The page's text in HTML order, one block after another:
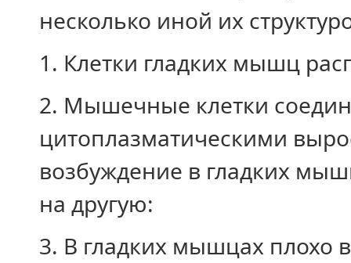
несколько иной их
1. Клетки гладких мышц
2. Мышечные клетки
цитоплазматическими
возбуждение в гладких
на другую:
3. В гладких мышцах плохо